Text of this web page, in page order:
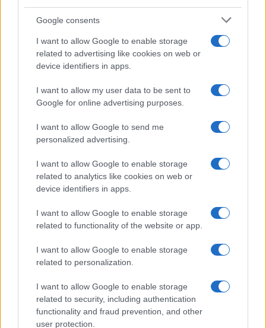
Google consents
I want to allow Google to enable storage
related to advertising like cookies on web or
device identifiers in apps.
I want to allow my user data to be sent to
Google for online advertising purposes.
I want to allow Google to send me
personalized advertising.
I want to allow Google to enable storage
related to analytics like cookies on web or
device identifiers in apps.
I want to allow Google to enable storage
related to functionality of the website or app.
I want to allow Google to enable storage
related to personalization.
I want to allow Google to enable storage
related to security, including authentication
functionality and fraud prevention, and other
user protection.